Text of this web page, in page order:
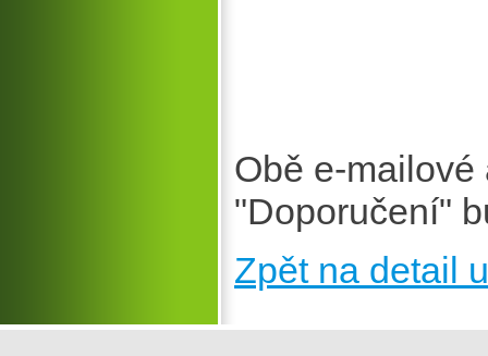
Obě e-
"Doporučení"
Zpět na detail